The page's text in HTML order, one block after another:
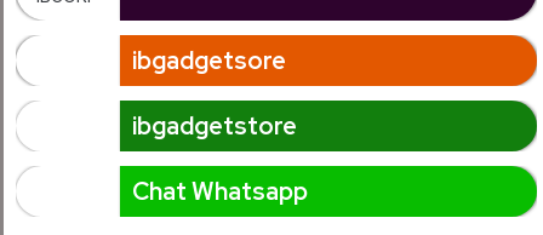
ibgadgetsore
ibgadgetstore
Chat Whatsapp